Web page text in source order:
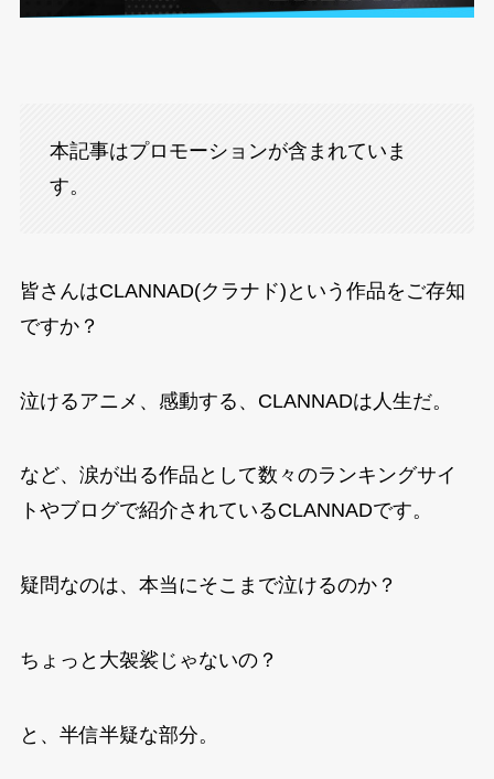
本記事はプロモーションが含まれていま
す。
皆さんはCLANNAD(クラナド)という作品をご存知
ですか？
泣けるアニメ、感動する、CLANNADは人生だ。
など、涙が出る作品として数々のランキングサイ
トやブログで紹介されているCLANNADです。
疑問なのは、本当にそこまで泣けるのか？
ちょっと大袈裟じゃないの？
と、半信半疑な部分。